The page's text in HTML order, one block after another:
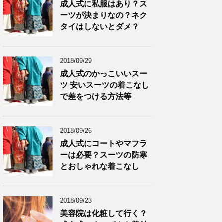
成人式に私服はあり？ス
ーツが決まりなの？ネク
タイはしないとダメ？
2018/09/29
成人式のかっこいいスー
ツ 安いスーツの着こなし
で差をつける方法等
2018/09/26
成人式にコートやマフラ
ーは必要？スーツの防寒
とおしゃれな着こなし
2018/09/23
美容院は化粧して行く？